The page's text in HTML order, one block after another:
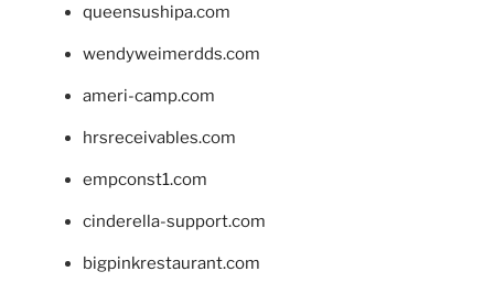
queensushipa.com
wendyweimerdds.com
ameri-camp.com
hrsreceivables.com
empconst1.com
cinderella-support.com
bigpinkrestaurant.com